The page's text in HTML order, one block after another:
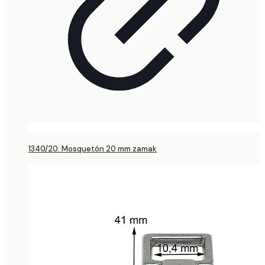
1340/20: Mosquetón 20 mm zamak